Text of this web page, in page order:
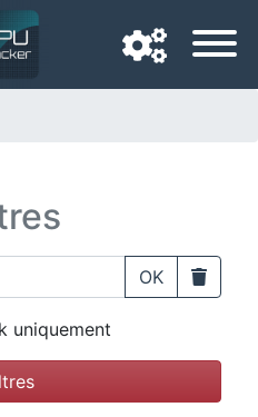
OK Clear
uniquement